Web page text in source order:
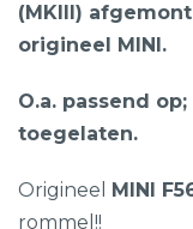
(MKIII)
origineel MINI.
O.a. passend
toegelaten.
Origineel MINI
rommel!!